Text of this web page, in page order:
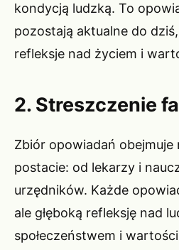
kondycją ludzką. To
pozostają aktualne do
refleksje nad życiem i
2. Streszczenie
Zbiór opowiadań
postacie: od lekarzy i
urzędników. Każde
ale głęboką refleksję nad
społeczeństwem i